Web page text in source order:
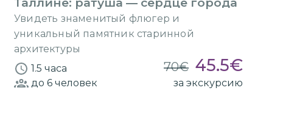
Увидеть знаменитый флюгер и
уникальный памятник старинной
архитектуры
1.5 часа
70€ 45.5€
до 6 человек за экскурсию